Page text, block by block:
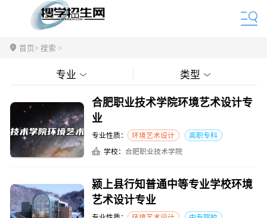
首页> 搜索 >
专业 类型
合肥职业技术学院环境艺术设计专
业
专业性质： 环境艺术设计
高职专科
学校： 合肥职业技术学院
颍上县行知普通中等专业学校环境
艺术设计专业